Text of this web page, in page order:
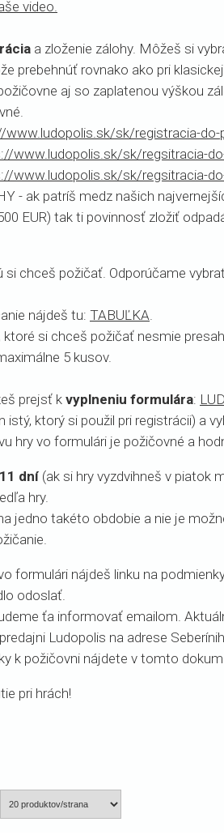
video.
a zloženie zálohy. Môžeš si
prebehnúť rovnako ako pri
aj so zaplatenou výškou
www.ludopolis.sk/sk/registracia-do-
www.ludopolis.sk/sk/regsitracia-
www.ludopolis.sk/sk/regsitracia-
- ak patríš medz našich
EUR) tak ti povinnosť zložiť
si chceš požičať. Odporúčame
nájdeš tu: TABUĽKA.
ktoré si chceš požičať nesmie
5 kusov.
prejsť k vyplneniu formulára:
istý, ktorý si použil pri registrácii) a
hry vo formulári je požičovné a
dní (ak si hry vyzdvihneš v piatok
hry.
jedno takéto obdobie a nie je
formulári nájdeš linku na
odoslať.
ťa informovať emailom.
Ludopolis na adrese
k požičovni nájdete v tomto
pri hrách!